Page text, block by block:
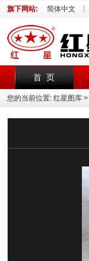
旗下网站: 简体中文
首 页
您的当前位置: 红星图库 >